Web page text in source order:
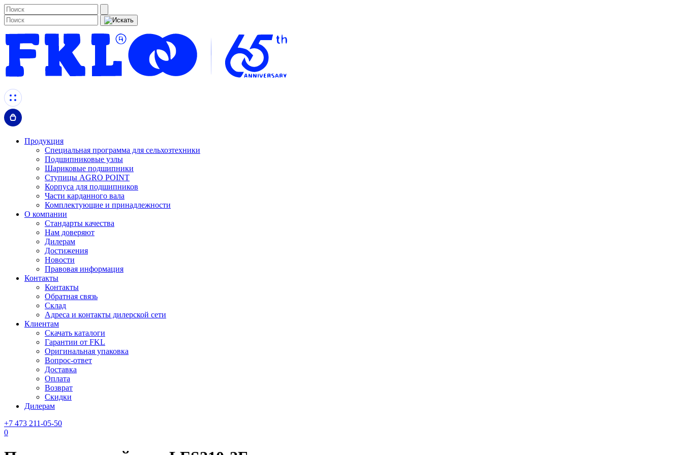
Продукция
Специальная программа для сельхозтехники
Подшипниковые узлы
Шариковые подшипники
Ступицы AGRO POINT
Корпуса для подшипников
Части карданного вала
Комплектующие и принадлежности
О компании
Стандарты качества
Нам доверяют
Дилерам
Достижения
Новости
Правовая информация
Контакты
Контакты
Обратная связь
Склад
Адреса и контакты дилерской сети
Клиентам
Скачать каталоги
Гарантии от FKL
Оригинальная упаковка
Вопрос-ответ
Доставка
Оплата
Возврат
Скидки
Дилерам
+7 473 211-05-50
0